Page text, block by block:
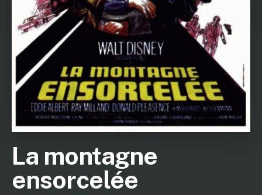
La montagne
ensorcelée